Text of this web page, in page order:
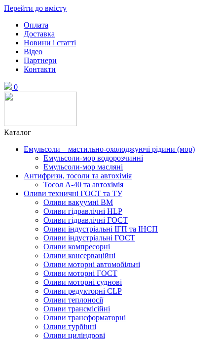
Перейти до вмісту
Оплата
Доставка
Новини і статті
Відео
Партнери
Контакти
0
Каталог
Емульсоли – мастильно-охолоджуючі рідини (мор)
Емульсоли-мор водорозчинні
Емульсоли-мор масляні
Антифризи, тосоли та автохімія
Тосол А-40 та автохімія
Оливи техничні ГОСТ та ТУ
Оливи вакуумні ВМ
Оливи гідравлічні HLP
Оливи гідравлічні ГОСТ
Оливи індустріальні ІГП та ІНСП
Оливи індустріальні ГОСТ
Оливи компресорні
Оливи консерваційні
Оливи моторні автомобільні
Оливи моторні ГОСТ
Оливи моторні суднові
Оливи редукторні CLP
Оливи теплоносії
Оливи трансмісійні
Оливи трансформаторні
Оливи турбінні
Оливи циліндрові